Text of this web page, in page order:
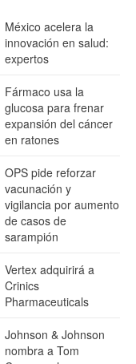
México acelera la
innovación en salud:
expertos
Fármaco usa la
glucosa para frenar
expansión del cáncer
en ratones
OPS pide reforzar
vacunación y
vigilancia por aumento
de casos de
sarampión
Vertex adquirirá a
Crinics
Pharmaceuticals
Johnson & Johnson
nombra a Tom